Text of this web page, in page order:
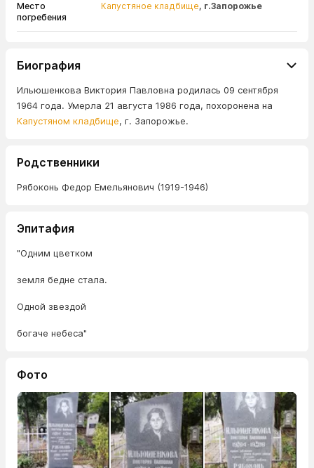
Место
погребения
Капустяное кладбище, г.Запорожье
Биография
Ильюшенкова Виктория Павловна родилась 09 сентября
1964 года. Умерла 21 августа 1986 года, похоронена на
Капустяном кладбище, г. Запорожье.
Родственники
Рябоконь Федор Емельянович (1919-1946)
Эпитафия
"Одним цветком
земля бедне стала.
Одной звездой
богаче небеса"
Фото